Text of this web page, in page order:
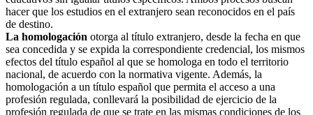
hacer que los estudios en el extranjero sean reconocidos en el país
de destino.
La homologación otorga al título extranjero, desde la fecha en que
sea concedida y se expida la correspondiente credencial, los mismos
efectos del título español al que se homologa en todo el territorio
nacional, de acuerdo con la normativa vigente. Además, la
homologación a un título español que permita el acceso a una
profesión regulada, conllevará la posibilidad de ejercicio de la
profesión regulada de que se trate en las mismas condiciones de los